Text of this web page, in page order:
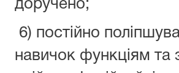
доручено;
6) постійно
навичок функціям та